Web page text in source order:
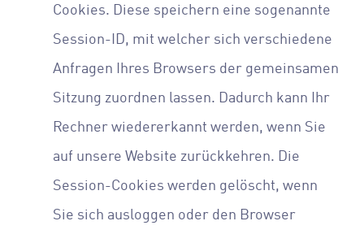
Cookies. Diese speichern eine sogenannte
Session-ID, mit welcher sich verschiedene
Anfragen Ihres Browsers der gemeinsamen
Sitzung zuordnen lassen. Dadurch kann Ihr
Rechner wiedererkannt werden, wenn Sie
auf unsere Website zurückkehren. Die
Session-Cookies werden gelöscht, wenn
Sie sich ausloggen oder den Browser